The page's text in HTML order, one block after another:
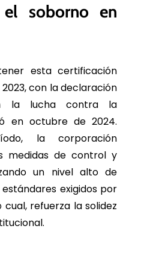
soborno en
esta certificación
con la declaración
la lucha contra la
en octubre de 2024.
la corporación
medidas de control y
un nivel alto de
exigidos por
cual, refuerza la solidez